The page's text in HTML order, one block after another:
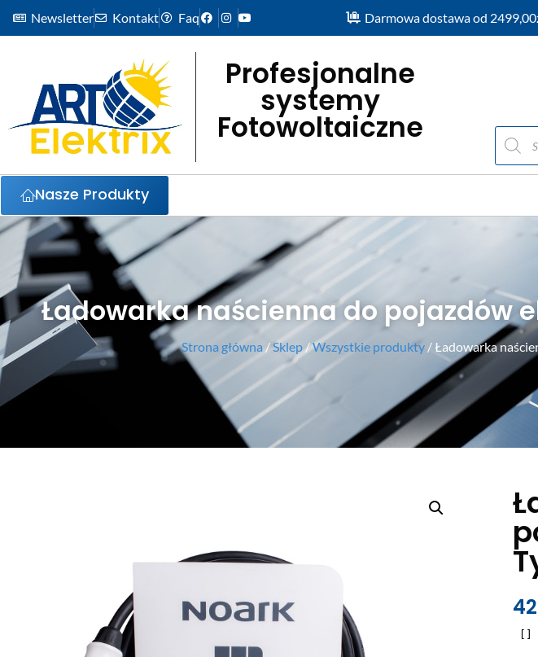
Newsletter Kontakt Faq Darmowa dostawa od
Profesjonalne
systemy
Fotowoltaiczne
Nasze Produkty
Ładowarka naścienna do pojazdów
Strona główna /Sklep/Wszystkie produkty / Ładowarka